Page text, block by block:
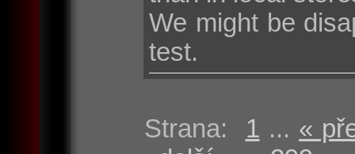
We might be
test.
Strana: 1 ... «